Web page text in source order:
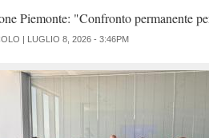
Piemonte: "Confronto permanente
| LUGLIO 8, 2026 - 3:46PM